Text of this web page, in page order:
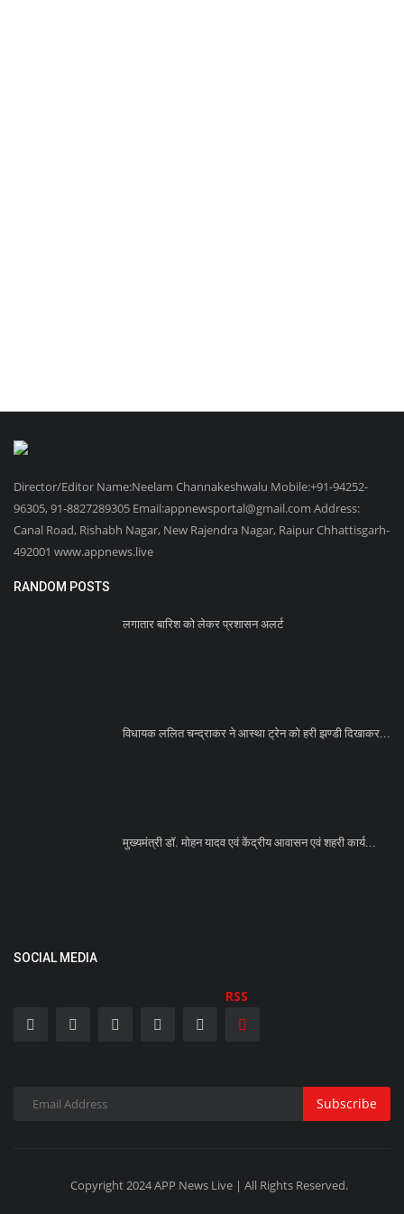
Director/Editor Name:Neelam Channakeshwalu Mobile:+91-94252-
96305, 91-8827289305 Email:appnewsportal@gmail.com Address:
Canal Road, Rishabh Nagar, New Rajendra Nagar, Raipur Chhattisgarh-
492001 www.appnews.live
RANDOM POSTS
लगातार बारिश को लेकर प्रशासन अलर्ट
विधायक ललित चन्द्राकर ने आस्था ट्रेन को हरी झण्डी दिखाकर...
मुख्यमंत्री डॉ. मोहन यादव एवं केंद्रीय आवासन एवं शहरी कार्य...
SOCIAL MEDIA
RSS
Subscribe
Copyright 2024 APP News Live | All Rights Reserved.